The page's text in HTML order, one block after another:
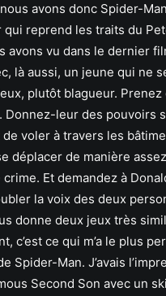
avons donc Spider-
qui reprend les traits du
avons vu dans le dernier
là aussi, un jeune qui ne
plutôt blagueur. Prenez
Donnez-leur des pouvoirs
voler à travers les
déplacer de manière
Et demandez à
la voix des deux
donne deux jeux très
c’est ce qui m’a le plus
Spider-Man. J’avais
Second Son avec un